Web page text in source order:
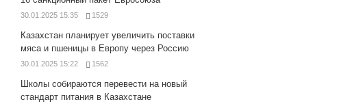
30.01.2025 15:35 1529
Казахстан планирует увеличить поставки
мяса и пшеницы в Европу через Россию
30.01.2025 15:22 1562
Школы собираются перевести на новый
стандарт питания в Казахстане